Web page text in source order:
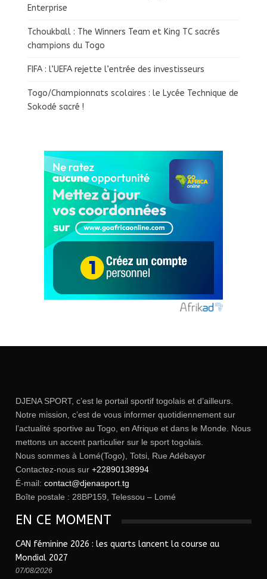
Enterprise
Tchoukball : The Winners Team et King TC sacrés
champions du Togo
FIFA : l’UEFA rejette l’entrée des investisseurs
Togo/Championnats scolaires : le Lycée Technique de
Sokodé sacré !
DJENA SPORT, c’est le portail sportif togolais et d’ailleurs.
Notre mission, c’est de vous informer quotidiennement sur
l’actualité sportive au Togo, en Afrique et dans le Monde. Nous
mettons un accent particulier sur le sport togolais.
Nous sommes à Lomé(Togo), Totsi, Rue Adébayor
Contactez-nous sur +22890138994
É-mail: contact@djenasport.tg
Boîte postale : 28BP159, Telessou – Lomé
EN CE MOMENT
CAN féminine 2026 : les quarts lancent la course au
Mondial 2027
07/08/2026